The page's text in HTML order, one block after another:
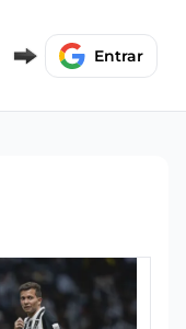
Entrar